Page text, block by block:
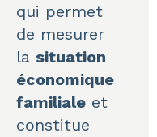
qui permet
de mesurer
la situation
économique
familiale et
constitue